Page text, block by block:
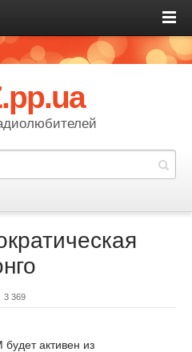
3 369
активен из